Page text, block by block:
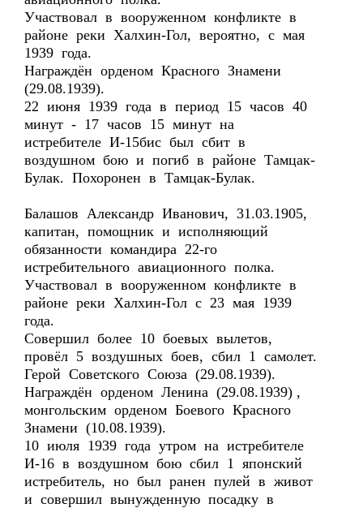
Участвовал в вооруженном конфликте в
районе реки Халхин-Гол, вероятно, с мая
1939 года.
Награждён орденом Красного Знамени
(29.08.1939).
22 июня 1939 года в период 15 часов 40
минут - 17 часов 15 минут на
истребителе И-15бис был сбит в
воздушном бою и погиб в районе Тамцак-
Булак. Похоронен в Тамцак-Булак.
Балашов Александр Иванович, 31.03.1905,
капитан, помощник и исполняющий
обязанности командира 22-го
истребительного авиационного полка.
Участвовал в вооруженном конфликте в
районе реки Халхин-Гол с 23 мая 1939
года.
Совершил более 10 боевых вылетов,
провёл 5 воздушных боев, сбил 1 самолет.
Герой Советского Союза (29.08.1939).
Награждён орденом Ленина (29.08.1939) ,
монгольским орденом Боевого Красного
Знамени (10.08.1939).
10 июля 1939 года утром на истребителе
И-16 в воздушном бою сбил 1 японский
истребитель, но был ранен пулей в живот
и совершил вынужденную посадку в